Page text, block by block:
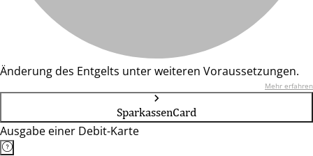
Änderung des Entgelts unter weiteren Voraussetzungen.
Mehr erfahren
SparkassenCard
Ausgabe einer Debit-Karte